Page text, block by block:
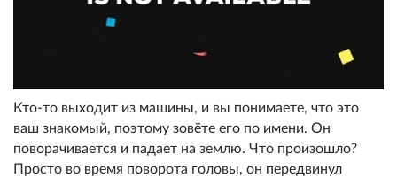
Кто-то выходит из машины, и вы понимаете, что это
ваш знакомый, поэтому зовёте его по имени. Он
поворачивается и падает на землю. Что произошло?
Просто во время поворота головы, он передвинул